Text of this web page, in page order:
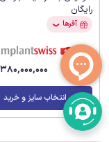
رایگان
آفرها ❯
انتخاب سایز و خرید